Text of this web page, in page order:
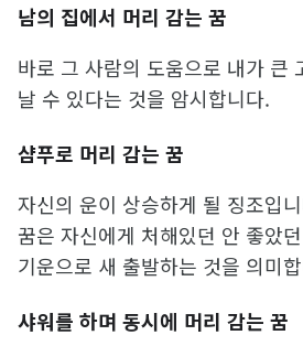
남의 집에서 머리 감는 꿈
바로 그 사람의 도움으로 내가 큰
날 수 있다는 것을 암시합니다.
샴푸로 머리 감는 꿈
자신의 운이 상승하게 될 징조입
꿈은 자신에게 처해있던 안 좋았
기운으로 새 출발하는 것을 의미
샤워를 하며 동시에 머리 감는 꿈